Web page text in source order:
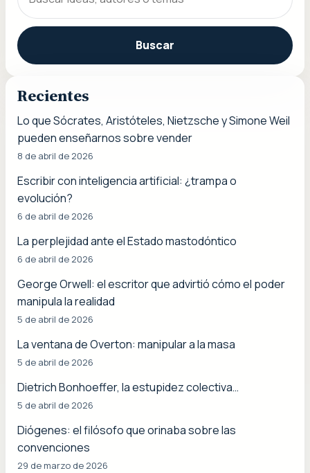
Buscar
Recientes
Lo que Sócrates, Aristóteles, Nietzsche y Simone Weil
pueden enseñarnos sobre vender
8 de abril de 2026
Escribir con inteligencia artificial: ¿trampa o
evolución?
6 de abril de 2026
La perplejidad ante el Estado mastodóntico
6 de abril de 2026
George Orwell: el escritor que advirtió cómo el poder
manipula la realidad
5 de abril de 2026
La ventana de Overton: manipular a la masa
5 de abril de 2026
Dietrich Bonhoeffer, la estupidez colectiva…
5 de abril de 2026
Diógenes: el filósofo que orinaba sobre las
convenciones
29 de marzo de 2026